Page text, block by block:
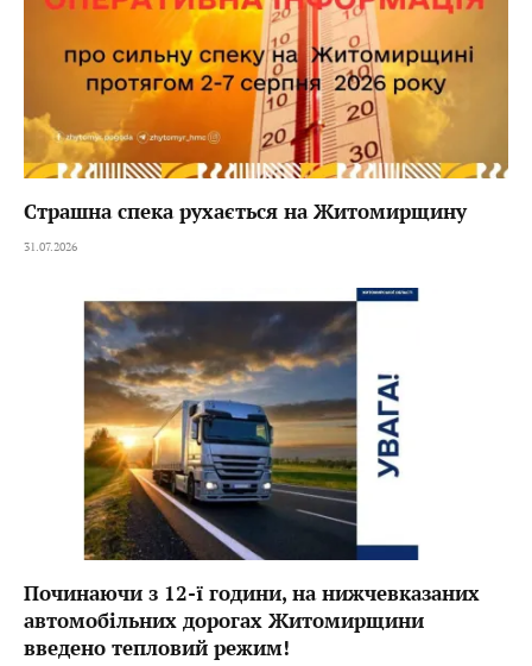
Страшна спека рухається на Житомирщину
31.07.2026
Починаючи з 12-ї години, на нижчевказаних
автомобільних дорогах Житомирщини
введено тепловий режим!